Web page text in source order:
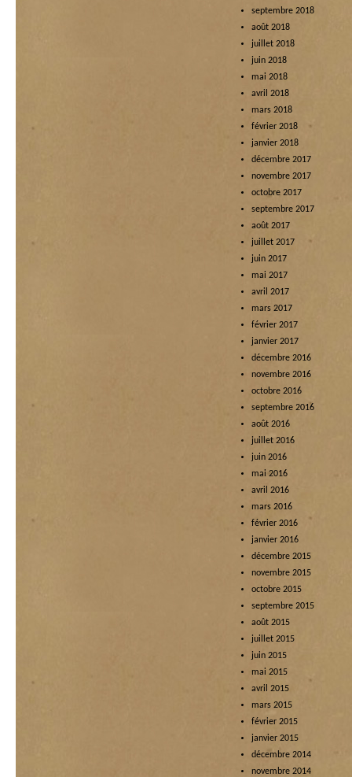
septembre 2018
août 2018
juillet 2018
juin 2018
mai 2018
avril 2018
mars 2018
février 2018
janvier 2018
décembre 2017
novembre 2017
octobre 2017
septembre 2017
août 2017
juillet 2017
juin 2017
mai 2017
avril 2017
mars 2017
février 2017
janvier 2017
décembre 2016
novembre 2016
octobre 2016
septembre 2016
août 2016
juillet 2016
juin 2016
mai 2016
avril 2016
mars 2016
février 2016
janvier 2016
décembre 2015
novembre 2015
octobre 2015
septembre 2015
août 2015
juillet 2015
juin 2015
mai 2015
avril 2015
mars 2015
février 2015
janvier 2015
décembre 2014
novembre 2014